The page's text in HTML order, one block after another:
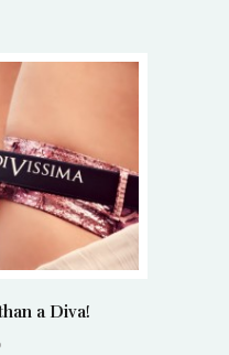
a Diva!